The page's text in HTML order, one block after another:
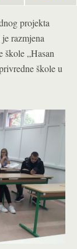
projekta
razmjena
škole „Hasan
škole u